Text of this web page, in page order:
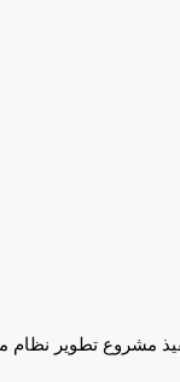
متبادلة مع كوريا الجنوبية لتقديم منحة